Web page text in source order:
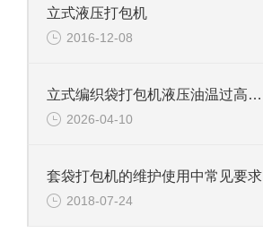
立式液压打包机
2016-12-08
立式编织袋打包机液压油温过高原因及解决
2026-04-10
套袋打包机的维护使用中常见要求
2018-07-24